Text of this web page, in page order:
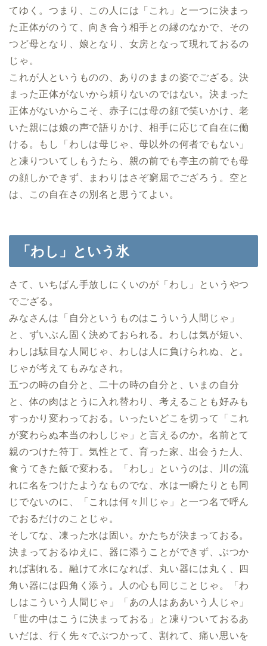
てゆく。つまり、この人には「これ」と一つに決まっ
た正体がのうて、向き合う相手との縁のなかで、その
つど母となり、娘となり、女房となって現れておるの
じゃ。
これが人というものの、ありのままの姿でござる。決
まった正体がないから頼りないのではない。決まった
正体がないからこそ、赤子には母の顔で笑いかけ、老
いた親には娘の声で語りかけ、相手に応じて自在に働
ける。もし「わしは母じゃ、母以外の何者でもない」
と凍りついてしもうたら、親の前でも亭主の前でも母
の顔しかできず、まわりはさぞ窮屈でござろう。空と
は、この自在さの別名と思うてよい。
「わし」という氷
さて、いちばん手放しにくいのが「わし」というやつ
でござる。
みなさんは「自分というものはこういう人間じゃ」
と、ずいぶん固く決めておられる。わしは気が短い、
わしは駄目な人間じゃ、わしは人に負けられぬ、と。
じゃが考えてもみなされ。
五つの時の自分と、二十の時の自分と、いまの自分
と、体の肉はとうに入れ替わり、考えることも好みも
すっかり変わっておる。いったいどこを切って「これ
が変わらぬ本当のわしじゃ」と言えるのか。名前とて
親のつけた符丁。気性とて、育った家、出会うた人、
食うてきた飯で変わる。「わし」というのは、川の流
れに名をつけたようなものでな、水は一瞬たりとも同
じでないのに、「これは何々川じゃ」と一つ名で呼ん
でおるだけのことじゃ。
そしてな、凍った水は固い。かたちが決まっておる。
決まっておるゆえに、器に添うことができず、ぶつか
れば割れる。融けて水になれば、丸い器には丸く、四
角い器には四角く添う。人の心も同じことじゃ。「わ
しはこういう人間じゃ」「あの人はああいう人じゃ」
「世の中はこうに決まっておる」と凍りついておるあ
いだは、行く先々でぶつかって、割れて、痛い思いを